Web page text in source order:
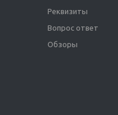
Реквизиты
Вопрос ответ
Обзоры